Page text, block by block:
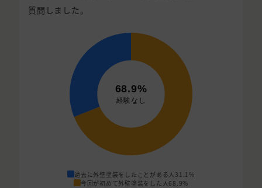
質問しました。
過去に外壁塗装をしたことがある人 31.1%
今回が初めて外壁塗装をした人68.9%